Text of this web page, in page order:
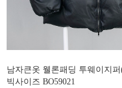
남자큰옷 웰론패딩 투웨이지
빅사이즈 BO59021